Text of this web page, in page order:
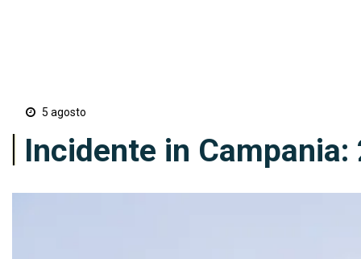
5 agosto
Incidente in